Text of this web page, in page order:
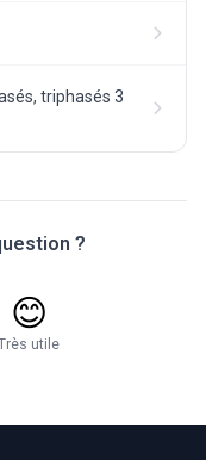
triphasés 3
?
😊
utile